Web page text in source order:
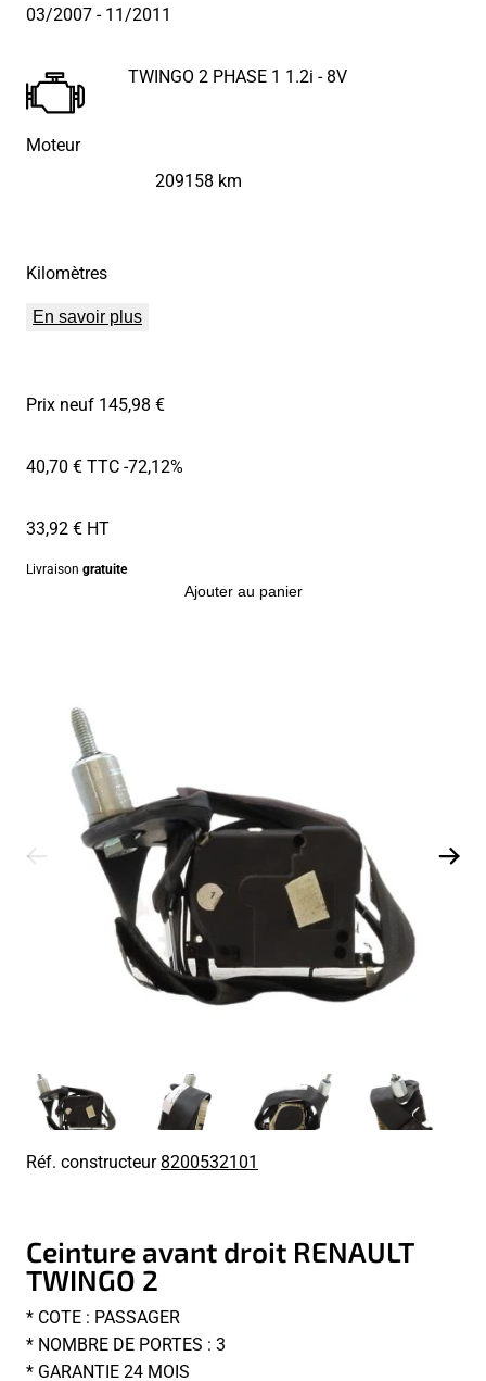
03/2007- 11/2011
Moteur
TWINGO 2 PHASE 1 1.2i - 8V
Kilomètres
209158 km
En savoir plus
Prix neuf 145,98 €
40,70 € TTC-72,12%
33,92 € HT
Livraison gratuite
Ajouter au panier
Réf. constructeur8200532101
Ceinture avant droit RENAULT
TWINGO 2
* COTE : PASSAGER
* NOMBRE DE PORTES : 3
* GARANTIE 24 MOIS